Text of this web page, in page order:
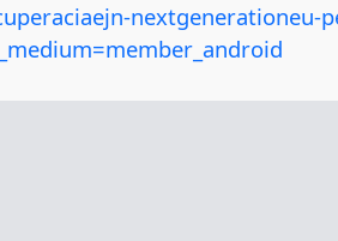
nextgenerationeu-